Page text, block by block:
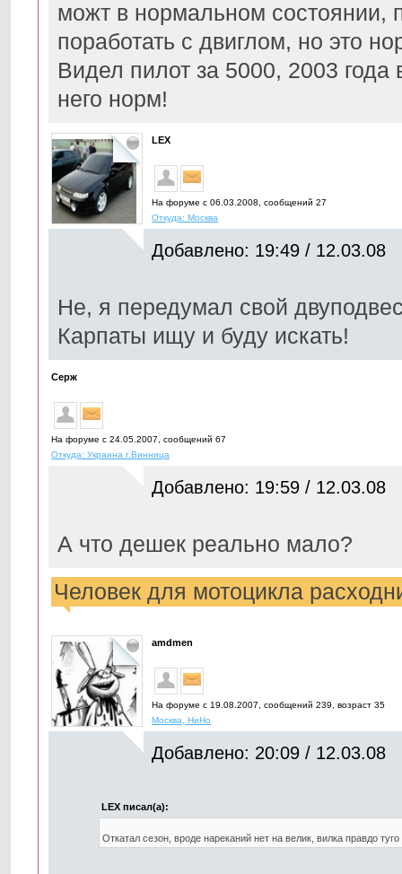
можт в нормальном состоянии,
поработать с двиглом, но это
Видел пилот за 5000, 2003 года
него норм!
LEX
На форуме с 06.03.2008, cообщений 27
Откуда: Москва
Добавлено: 19:49 / 12.03.08
Не, я передумал свой
Карпаты ищу и буду искать!
Серж
На форуме с 24.05.2007, cообщений 67
Откуда: Украина г.Винница
Добавлено: 19:59 / 12.03.08
А что дешек реально мало?
Человек для мотоцикла
amdmen
На форуме с 19.08.2007, cообщений 239, возраст 35
Москва, НиНо
Добавлено: 20:09 / 12.03.08
LEX писал(а):
Откатал сезон, вроде нареканий нет на велик, вилка правдо туго